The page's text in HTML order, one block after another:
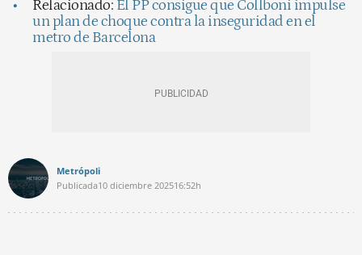
Relacionado: El PP consigue que Collboni impulse
un plan de choque contra la inseguridad en el
metro de Barcelona
Metrópoli
Publicada10 diciembre 202516:52h